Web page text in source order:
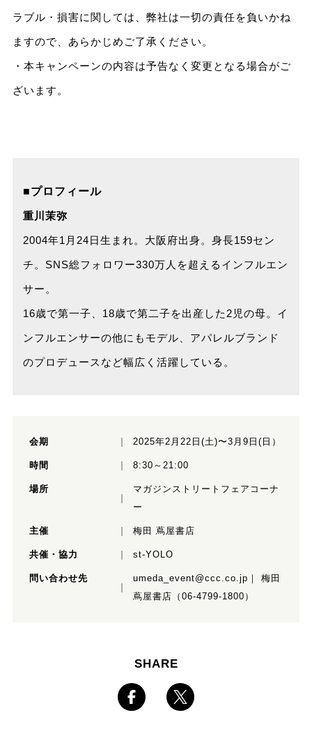
ラブル・損害に関しては、弊社は一切の責任を負いかね
ますので、あらかじめご了承ください。
・本キャンペーンの内容は予告なく変更となる場合がご
ざいます。
■プロフィール
重川茉弥
2004年1月24日生まれ。大阪府出身。身長159セン
チ。SNS総フォロワー330万人を超えるインフルエン
サー。
16歳で第一子、18歳で第二子を出産した2児の母。イ
ンフルエンサーの他にもモデル、アパレルブランド
のプロデュースなど幅広く活躍している。
会期 2025年2月22日(土)〜3月9日(日）
時間 8:30～21:00
場所
マガジンストリートフェアコーナ
ー
主催 梅田 蔦屋書店
共催・協力 st-YOLO
問い合わせ先
umeda_event@ccc.co.jp｜ 梅田
蔦屋書店（06-4799-1800）
SHARE